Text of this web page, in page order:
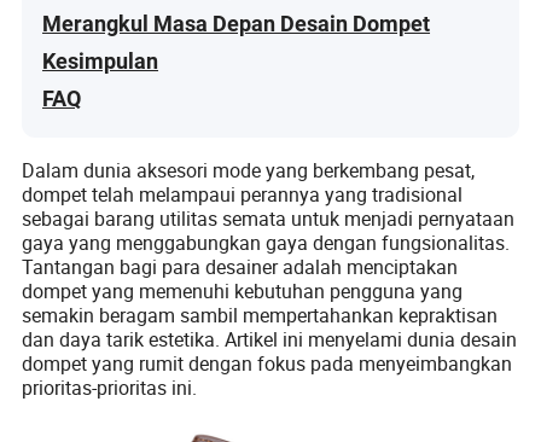
Merangkul Masa Depan Desain Dompet
Kesimpulan
FAQ
Dalam dunia aksesori mode yang berkembang pesat,
dompet telah melampaui perannya yang tradisional
sebagai barang utilitas semata untuk menjadi pernyataan
gaya yang menggabungkan gaya dengan fungsionalitas.
Tantangan bagi para desainer adalah menciptakan
dompet yang memenuhi kebutuhan pengguna yang
semakin beragam sambil mempertahankan kepraktisan
dan daya tarik estetika. Artikel ini menyelami dunia desain
dompet yang rumit dengan fokus pada menyeimbangkan
prioritas-prioritas ini.